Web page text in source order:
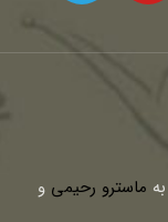
ماسترو رحیمی و